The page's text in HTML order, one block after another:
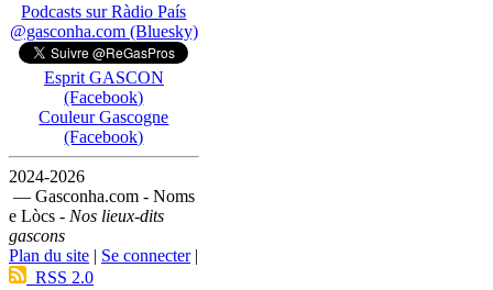
Podcasts sur Ràdio País
@gasconha.com (Bluesky)
Esprit GASCON
(Facebook)
Couleur Gascogne
(Facebook)
2024-2026
— Gasconha.com - Noms
e Lòcs - Nos lieux-dits
gascons
Plan du site | Se connecter|
RSS 2.0